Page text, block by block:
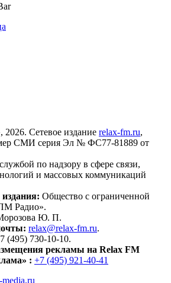
Сетевое издание relax-fm.ru,
СМИ серия Эл № ФС77-81889 от
по надзору в сфере связи,
и массовых коммуникаций
издания: Общество с ограниченной
Радио».
Ю. П.
relax@relax-fm.ru.
(495) 730-10-10.
рекламы на Relax FM
: +7 (495) 921-40-41
media.ru